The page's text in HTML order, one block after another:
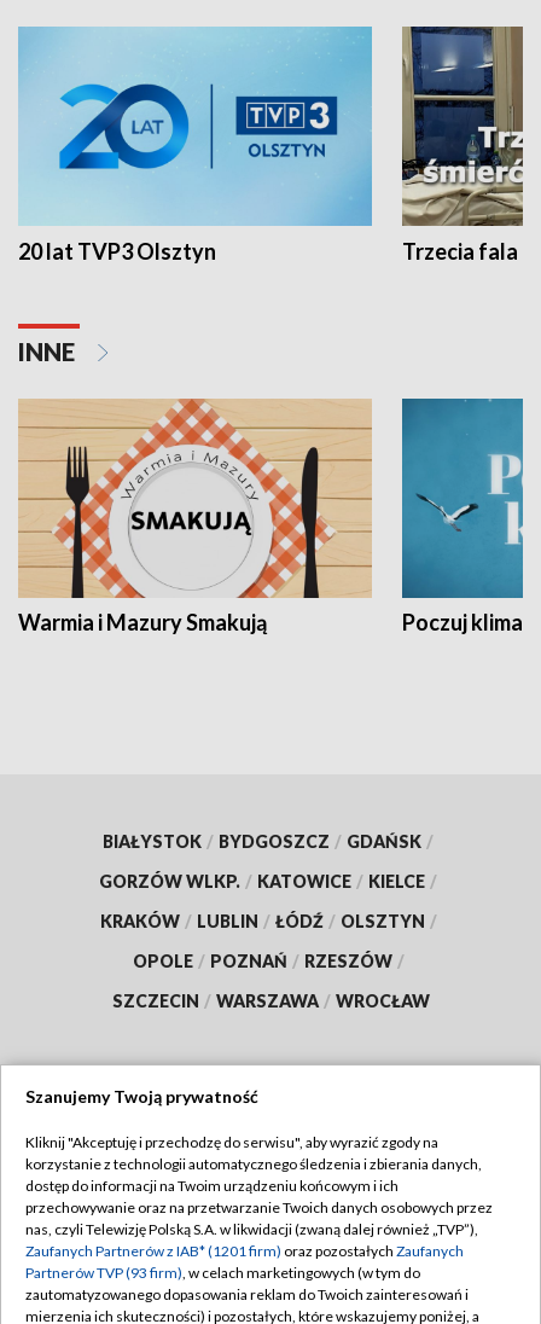
20 lat TVP3 Olsztyn Trzecia fala -
INNE
Warmia i Mazury Smakują Poczuj klimat
BIAŁYSTOK / BYDGOSZCZ / GDAŃSK /
GORZÓW WLKP. / KATOWICE / KIELCE /
KRAKÓW / LUBLIN / ŁÓDŹ / OLSZTYN /
OPOLE / POZNAŃ / RZESZÓW /
SZCZECIN / WARSZAWA / WROCŁAW
TVP
Abonament TVP
Emisja w TVP
Centrum informacji TVP
Regulamin TVP
Polityka prywatności
Moje zgody
Szanujemy Twoją prywatność
Kliknij "Akceptuję i przechodzę do serwisu", aby wyrazić zgody na
korzystanie z technologii automatycznego śledzenia i zbierania danych,
dostęp do informacji na Twoim urządzeniu końcowym i ich
przechowywanie oraz na przetwarzanie Twoich danych osobowych przez
nas, czyli Telewizję Polską S.A. w likwidacji (zwaną dalej również „TVP”),
Zaufanych Partnerów z IAB* (1201 firm) oraz pozostałych Zaufanych
Partnerów TVP (93 firm), w celach marketingowych (w tym do
zautomatyzowanego dopasowania reklam do Twoich zainteresowań i
mierzenia ich skuteczności) i pozostałych, które wskazujemy poniżej, a